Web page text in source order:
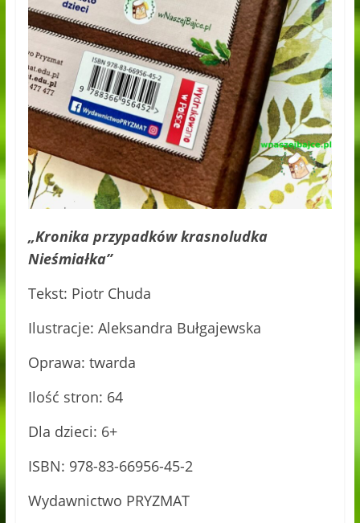
„Kronika przypadków krasnoludka
Nieśmiałka”
Tekst: Piotr Chuda
Ilustracje: Aleksandra Bułgajewska
Oprawa: twarda
Ilość stron: 64
Dla dzieci: 6+
ISBN: 978-83-66956-45-2
Wydawnictwo PRYZMAT